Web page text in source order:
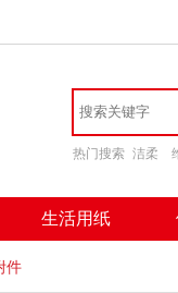
热门搜索 洁柔
生活用纸
件